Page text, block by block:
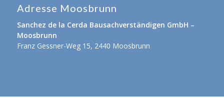
Adresse Moosbrunn
Sanchez de la Cerda Bausachverständigen GmbH –
Moosbrunn
Franz Gessner-Weg 15, 2440 Moosbrunn